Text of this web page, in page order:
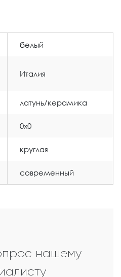
белый
Италия
латунь/керамика
0x0
круглая
современный
нашему